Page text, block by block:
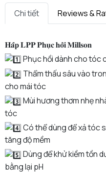
Chi tiết Reviews &
𝐇𝐚̂́𝐩 𝐋𝐏𝐏 𝐏𝐡𝐮̣𝐜 𝐡𝐨̂̀𝐢 𝐌𝐢𝐥𝐥𝐬𝐨𝐧
Phục hồi dành cho tóc
Thẩm thấu sâu vào
cho mái tóc
Mùi hương thơm nhẹ
tóc
Có thể dùng để xả tóc
tăng độ mềm
Dùng để khử kiềm tồn
bằng lại pH